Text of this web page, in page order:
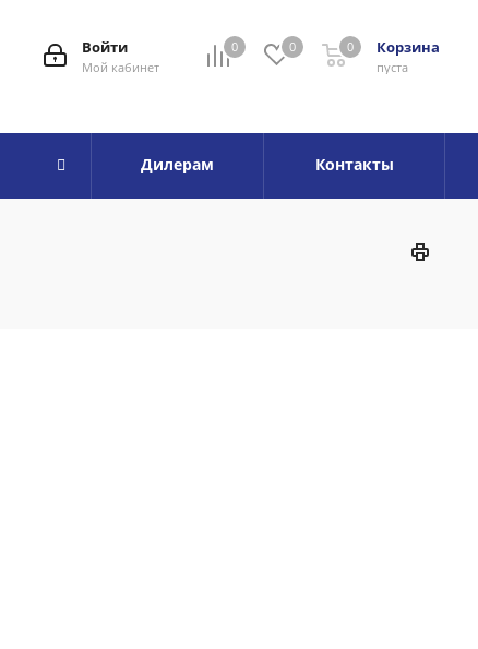
0 0 Корзина
пуста
0
Войти
Мой кабинет
Дилерам Контакты